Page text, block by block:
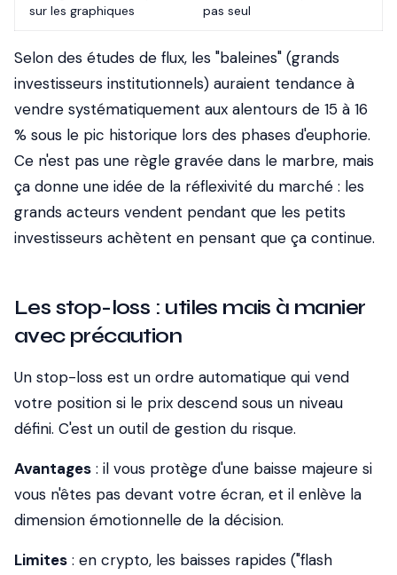
sur les graphiques
pas seul
Selon des études de flux, les "baleines" (grands
investisseurs institutionnels) auraient tendance à
vendre systématiquement aux alentours de 15 à 16
% sous le pic historique lors des phases d'euphorie.
Ce n'est pas une règle gravée dans le marbre, mais
ça donne une idée de la réflexivité du marché : les
grands acteurs vendent pendant que les petits
investisseurs achètent en pensant que ça continue.
Les stop-loss : utiles mais à manier
avec précaution
Un stop-loss est un ordre automatique qui vend
votre position si le prix descend sous un niveau
défini. C'est un outil de gestion du risque.
Avantages : il vous protège d'une baisse majeure si
vous n'êtes pas devant votre écran, et il enlève la
dimension émotionnelle de la décision.
Limites : en crypto, les baisses rapides ("flash